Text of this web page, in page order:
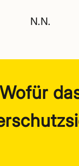
N.N.
Wofür